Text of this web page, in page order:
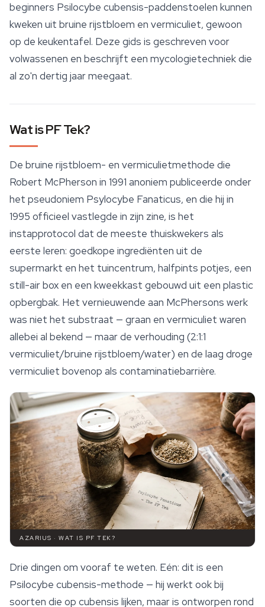
beginners Psilocybe cubensis-paddenstoelen kunnen
kweken uit bruine rijstbloem en vermiculiet, gewoon
op de keukentafel. Deze gids is geschreven voor
volwassenen en beschrijft een mycologietechniek die
al zo'n dertig jaar meegaat.
Wat is PF Tek?
De bruine rijstbloem- en vermiculietmethode die
Robert McPherson in 1991 anoniem publiceerde onder
het pseudoniem Psylocybe Fanaticus, en die hij in
1995 officieel vastlegde in zijn zine, is het
instapprotocol dat de meeste thuiskwekers als
eerste leren: goedkope ingrediënten uit de
supermarkt en het tuincentrum, halfpints potjes, een
still-air box en een kweekkast gebouwd uit een plastic
opbergbak. Het vernieuwende aan McPhersons werk
was niet het substraat — graan en vermiculiet waren
allebei al bekend — maar de verhouding (2:1:1
vermiculiet/bruine rijstbloem/water) en de laag droge
vermiculiet bovenop als contaminatiebarrière.
AZARIUS · WAT IS PF TEK?
Drie dingen om vooraf te weten. Eén: dit is een
Psilocybe cubensis-methode — hij werkt ook bij
soorten die op cubensis lijken, maar is ontworpen rond